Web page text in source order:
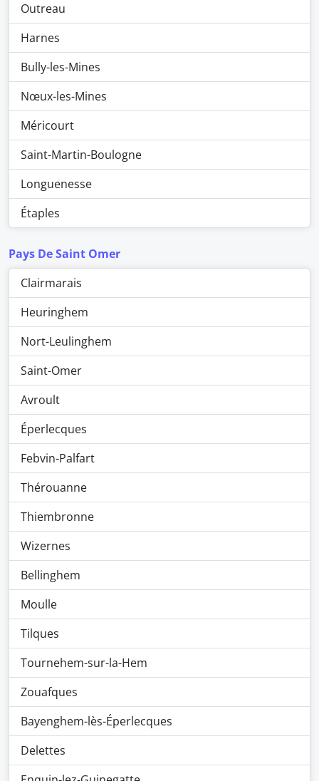
Outreau
Harnes
Bully-les-Mines
Nœux-les-Mines
Méricourt
Saint-Martin-Boulogne
Longuenesse
Étaples
Pays De Saint Omer
Clairmarais
Heuringhem
Nort-Leulinghem
Saint-Omer
Avroult
Éperlecques
Febvin-Palfart
Thérouanne
Thiembronne
Wizernes
Bellinghem
Moulle
Tilques
Tournehem-sur-la-Hem
Zouafques
Bayenghem-lès-Éperlecques
Delettes